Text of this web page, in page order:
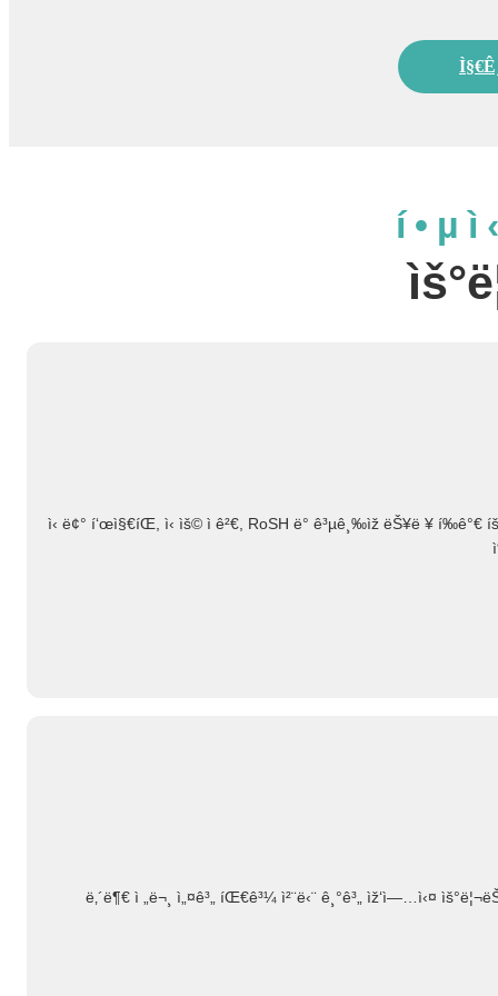
ì‹ ë¢° í‘œì§€íŒ, ì‹ ìš© ì ê²€, RoSH ë° ê³µê¸‰ìž ëŠ¥ë ¥
ë‚´ë¶€ ì „ë¬¸ ì„¤ê³„ íŒ€ê³¼ ì²¨ë‹¨ ê¸°ê³„ ìž‘ì—…ì‹¤